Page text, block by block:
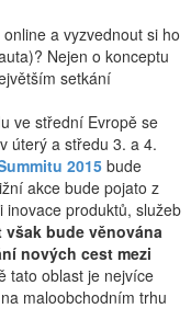
a vyzvednout si ho
Nejen o konceptu
setkání
ve střední Evropě se
úterý a středu 3. a 4.
2015bude
akce bude pojato z
inovace produktů, služeb
bude věnována
nových cest mezi
tato oblast je nejvíce
maloobchodním trhu